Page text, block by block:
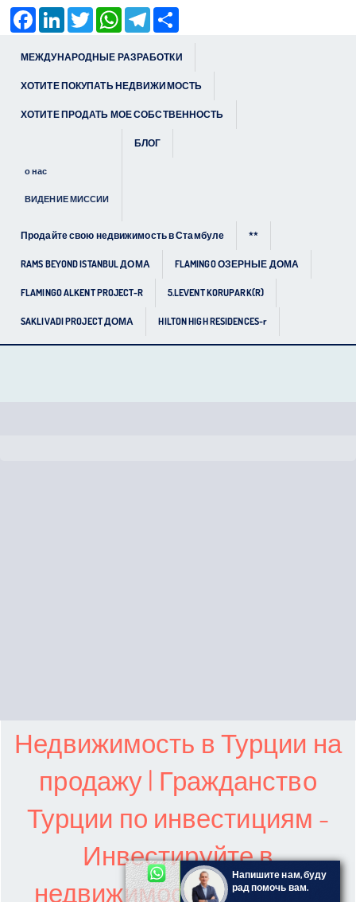
МЕЖДУНАРОДНЫЕ РАЗРАБОТКИ
ХОТИТЕ ПОКУПАТЬ НЕДВИЖИМОСТЬ
ХОТИТЕ ПРОДАТЬ МОЕ СОБСТВЕННОСТЬ
о нас
ВИДЕНИЕ МИССИИ
БЛОГ
Продайте свою недвижимость в Стамбуле **
RAMS BEYOND ISTANBUL ДОМА FLAMINGO ОЗЕРНЫЕ ДОМА
FLAMINGO ALKENT PROJECT-R 5.LEVENT KORUPARK(R)
SAKLIVADI PROJECT ДОМА HILTON HIGH RESIDENCES-r
Напишите нам, буду
рад помочь вам.
Facebook LinkedIn Twitter WhatsApp Telegram
Недвижимость в Турции на
продажу | Гражданство
Турции по инвестициям -
Инвестируйте в
недвижимость Турции и